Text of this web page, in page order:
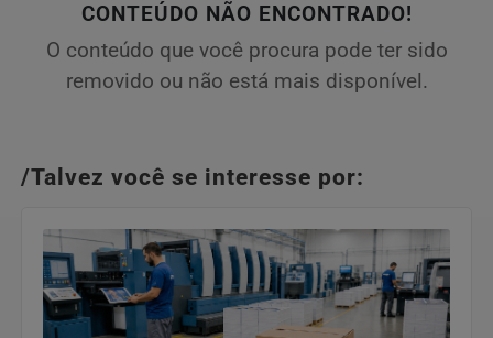
CONTEÚDO NÃO ENCONTRADO!
O conteúdo que você procura pode ter sido
removido ou não está mais disponível.
/Talvez você se interesse por: